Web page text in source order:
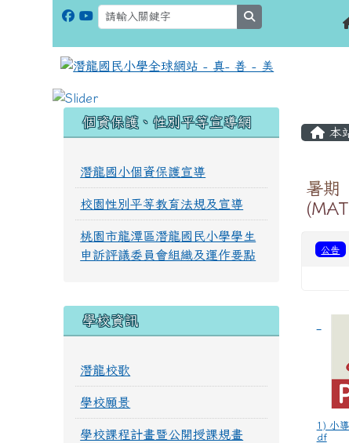
本
暑期
公告
1) 小
df
個資保護、性別平等宣導網
潛龍國小個資保護宣導
校園性別平等教育法規及宣導
桃園市龍潭區潛龍國民小學學生
申訴評議委員會組織及運作要點
學校資訊
潛龍校歌
學校願景
學校課程計畫暨公開授課規畫